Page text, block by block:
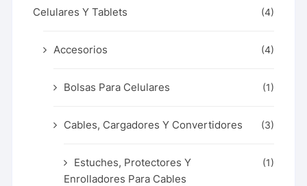
Celulares Y Tablets (4)
Accesorios (4)
Bolsas Para Celulares (1)
Cables, Cargadores Y Convertidores (3)
Estuches, Protectores Y
Enrolladores Para Cables
(1)